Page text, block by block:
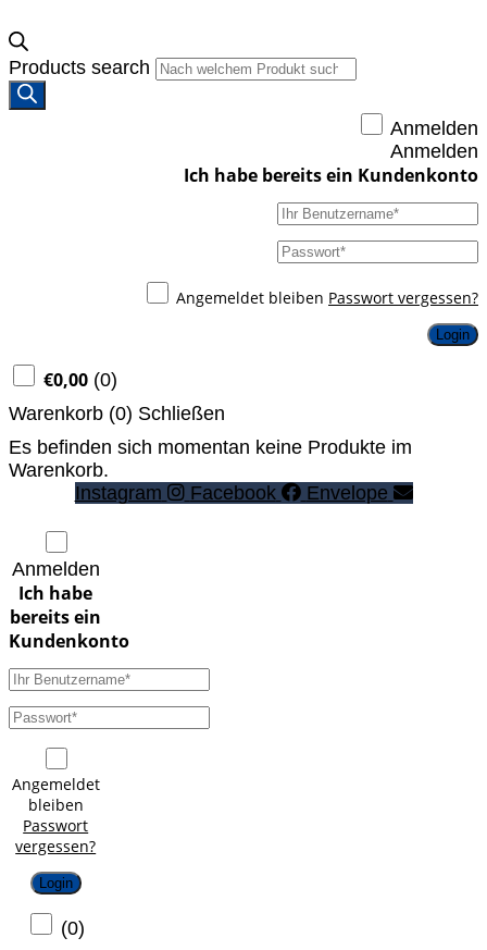
Products search
Anmelden
Anmelden
Angemeldet bleiben Passwort vergessen?
Login
€0,00 (0)
Warenkorb (0) Schließen
Es befinden sich momentan keine Produkte im
Warenkorb.
Instagram
Facebook Envelope
Anmelden
Angemeldet
bleiben
Passwort
vergessen?
Login
(0)